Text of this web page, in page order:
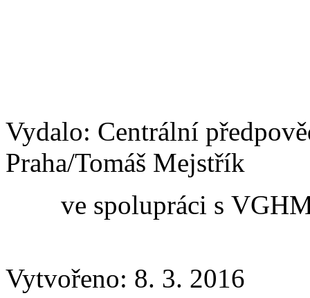
Vydalo: Centrální
Praha/Tomáš Mejstřík
ve spolupráci s
Vytvořeno: 8. 3. 2016